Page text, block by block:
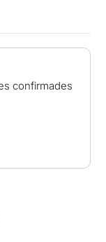
confirmades